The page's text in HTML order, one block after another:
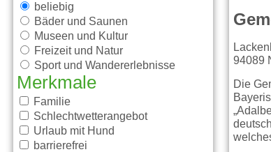
beliebig
Bäder und Saunen
Museen und Kultur
Freizeit und Natur
Sport und Wandererlebnisse
Merkmale
Familie
Schlechtwetterangebot
Urlaub mit Hund
barrierefrei
94089
Die